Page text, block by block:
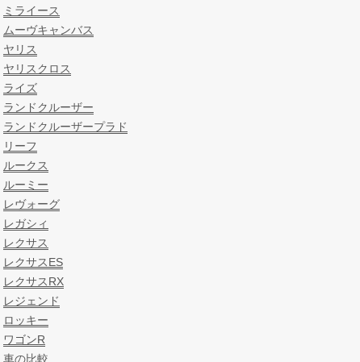
ミライース
ムーヴキャンバス
ヤリス
ヤリスクロス
ライズ
ランドクルーザー
ランドクルーザープラド
リーフ
ルークス
ルーミー
レヴォーグ
レガシィ
レクサス
レクサスES
レクサスRX
レジェンド
ロッキー
ワゴンR
車の比較